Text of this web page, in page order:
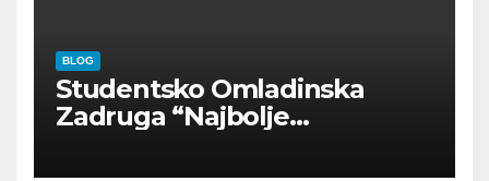
BLOG
Studentsko Omladinska
Zadruga “Najbolje